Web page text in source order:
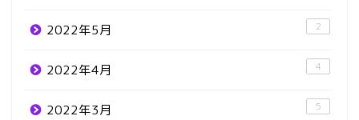
2022年5月 2
2022年4月 4
2022年3月 5